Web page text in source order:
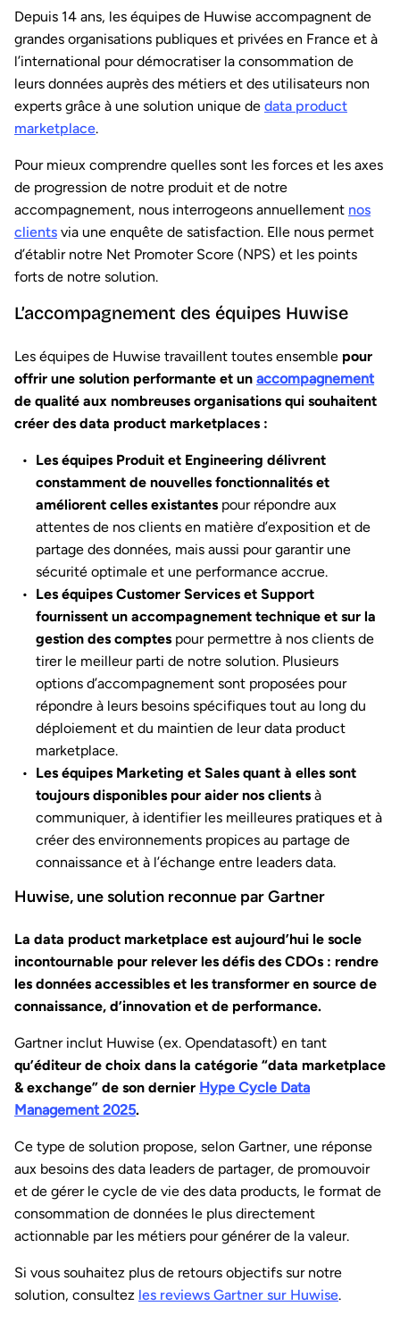
Depuis 14 ans, les équipes de Huwise accompagnent de
grandes organisations publiques et privées en France et à
l’international pour démocratiser la consommation de
leurs données auprès des métiers et des utilisateurs non
experts grâce à une solution unique de data product
marketplace.
Pour mieux comprendre quelles sont les forces et les axes
de progression de notre produit et de notre
accompagnement, nous interrogeons annuellement nos
clients via une enquête de satisfaction. Elle nous permet
d’établir notre Net Promoter Score (NPS) et les points
forts de notre solution.
L’accompagnement des équipes Huwise
Les équipes de Huwise travaillent toutes ensemble pour
offrir une solution performante et un accompagnement
de qualité aux nombreuses organisations qui souhaitent
créer des data product marketplaces :
Les équipes Produit et Engineering délivrent
constamment de nouvelles fonctionnalités et
améliorent celles existantes pour répondre aux
attentes de nos clients en matière d’exposition et de
partage des données, mais aussi pour garantir une
sécurité optimale et une performance accrue.
Les équipes Customer Services et Support
fournissent un accompagnement technique et sur la
gestion des comptes pour permettre à nos clients de
tirer le meilleur parti de notre solution. Plusieurs
options d’accompagnement sont proposées pour
répondre à leurs besoins spécifiques tout au long du
déploiement et du maintien de leur data product
marketplace.
Les équipes Marketing et Sales quant à elles sont
toujours disponibles pour aider nos clients à
communiquer, à identifier les meilleures pratiques et à
créer des environnements propices au partage de
connaissance et à l’échange entre leaders data.
Huwise, une solution reconnue par Gartner
La data product marketplace est aujourd’hui le socle
incontournable pour relever les défis des CDOs : rendre
les données accessibles et les transformer en source de
connaissance, d’innovation et de performance.
Gartner inclut Huwise (ex. Opendatasoft) en tant
qu’éditeur de choix dans la catégorie “data marketplace
& exchange” de son dernier Hype Cycle Data
Management 2025.
Ce type de solution propose, selon Gartner, une réponse
aux besoins des data leaders de partager, de promouvoir
et de gérer le cycle de vie des data products, le format de
consommation de données le plus directement
actionnable par les métiers pour générer de la valeur.
Si vous souhaitez plus de retours objectifs sur notre
solution, consultez les reviews Gartner sur Huwise.